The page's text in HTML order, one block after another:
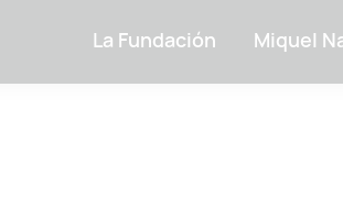
La Fundación Miquel